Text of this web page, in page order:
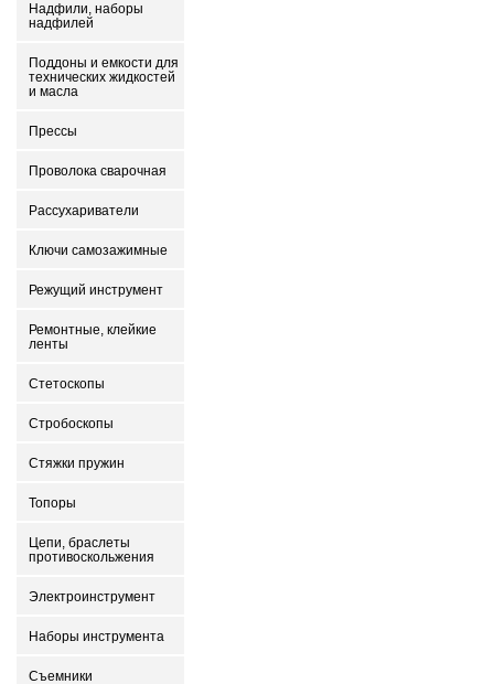
Надфили, наборы
надфилей
Поддоны и емкости для
технических жидкостей
и масла
Прессы
Проволока сварочная
Рассухариватели
Ключи самозажимные
Режущий инструмент
Ремонтные, клейкие
ленты
Стетоскопы
Стробоскопы
Стяжки пружин
Топоры
Цепи, браслеты
противоскольжения
Электроинструмент
Наборы инструмента
Съемники